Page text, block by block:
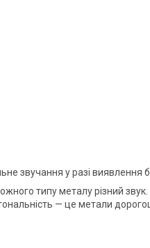
звучання у разі виявлення
типу металу різний
— це метали